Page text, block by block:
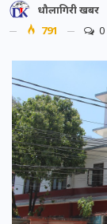
धौलागिरी खबर
791
0